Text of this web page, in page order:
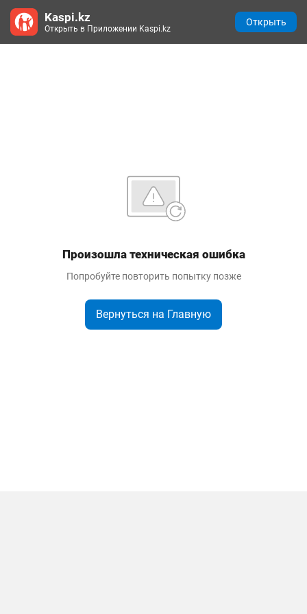
Произошла техническая ошибка
Попробуйте повторить попытку позже
Вернуться на Главную
Kaspi.kz
Открыть в Приложении Kaspi.kz
Открыть